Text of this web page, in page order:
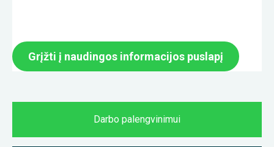
Grįžti į naudingos informacijos puslapį
Darbo palengvinimui